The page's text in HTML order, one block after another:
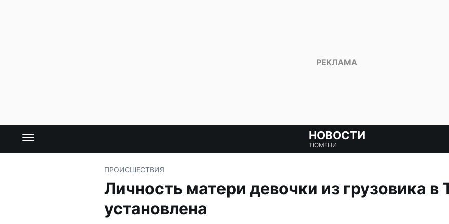
НОВОСТИ
ТЮМЕНИ
ПРОИСШЕСТВИЯ
Личность матери девочки из грузовика в
установлена